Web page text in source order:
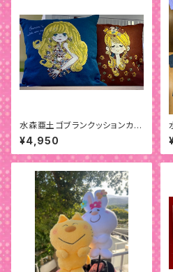
水森亜土ゴブランクッションカバ
ー
¥4,950